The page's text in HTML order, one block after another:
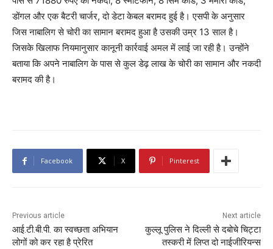
डोंगल और एक बैटरी चार्जर, दो डेटा केबल बरामद हुई है। एसपी के अनुसार
जिस नाबालिग से चोरी का सामान बरामद हुआ है उसकी उम्र 13 साल है।
जिसके खिलाफ नियमानुसार कानूनी कार्रवाई अमल में लाई जा रही है। उन्होंने
बताया कि अपने नाबालिग के पास से कुल डेढ़ लाख के चोरी का सामान और नकदी
बरामद की है।
Facebook X Pinterest
Previous article
आई.टी.बी.पी. का स्वच्छता अभियान
लोगों को कर रहा है प्रेरित
Next article
कुल्लू पुलिस ने दिल्ली से दबोचे चिट्टा
तस्करी में लिप्त दो नाईजीरियन्स